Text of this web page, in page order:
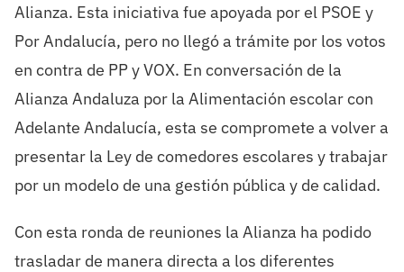
Alianza. Esta iniciativa fue apoyada por el PSOE y
Por Andalucía, pero no llegó a trámite por los votos
en contra de PP y VOX. En conversación de la
Alianza Andaluza por la Alimentación escolar con
Adelante Andalucía, esta se compromete a volver a
presentar la Ley de comedores escolares y trabajar
por un modelo de una gestión pública y de calidad.
Con esta ronda de reuniones la Alianza ha podido
trasladar de manera directa a los diferentes